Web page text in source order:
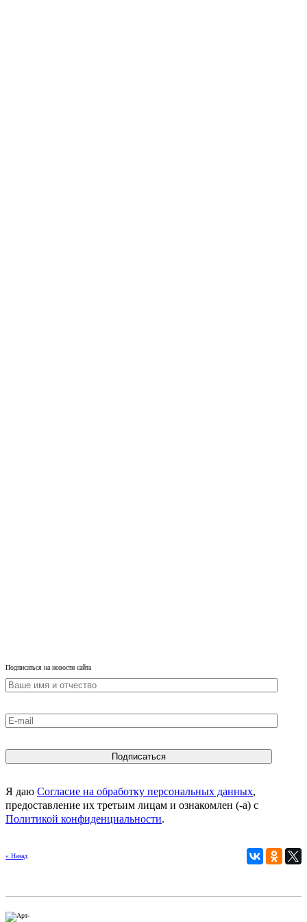
Подписаться на новости сайта
Я даю Согласие на обработку персональных данных,
предоставление их третьим лицам и ознакомлен (-а) c
Политикой конфиденциальности.
« Назад